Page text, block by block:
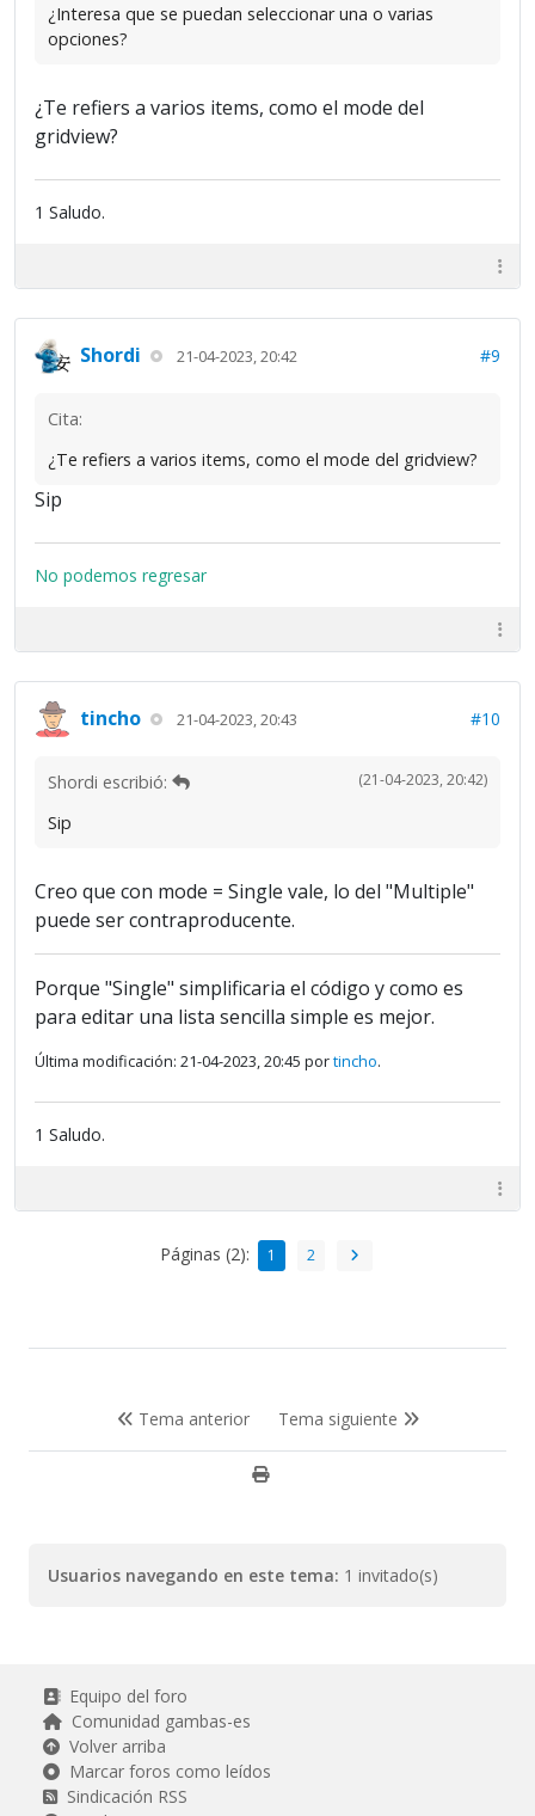
¿Interesa que se puedan seleccionar una o varias
opciones?
¿Te refiers a varios items, como el mode del
gridview?
1 Saludo.
Shordi 21-04-2023, 20:42 #9
Cita:
¿Te refiers a varios items, como el mode del gridview?
Sip
No podemos regresar
tincho 21-04-2023, 20:43 #10
(21-04-2023, 20:42)
Shordi escribió:
Sip
Creo que con mode = Single vale, lo del "Multiple"
puede ser contraproducente.
Porque "Single" simplificaria el código y como es
para editar una lista sencilla simple es mejor.
Última modificación: 21-04-2023, 20:45 portincho.
1 Saludo.
Páginas (2): 1 2
Tema anterior Tema siguiente
Usuarios navegando en este tema: 1 invitado(s)
Equipo del foro
Comunidad gambas-es
Volver arriba
Marcar foros como leídos
Sindicación RSS